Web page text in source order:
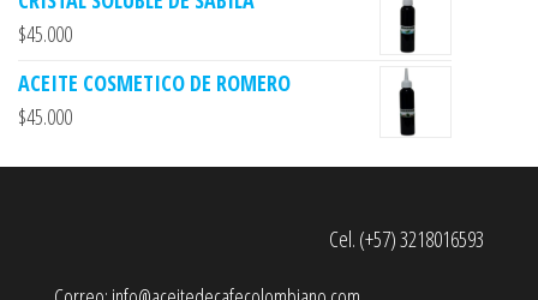
$45.000
ACEITE COSMETICO DE ROMERO
$45.000
Cel. (+57) 3218016593